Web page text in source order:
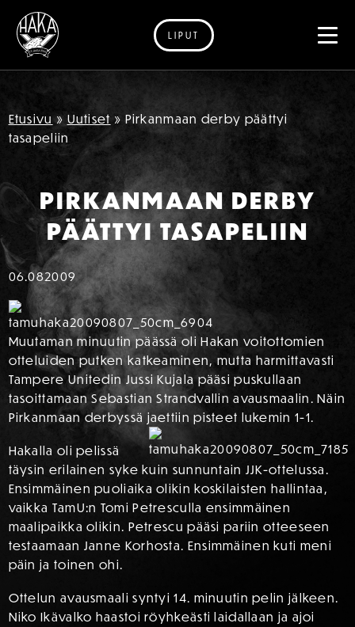
Siirry sisältöön
LIPUT
Etusivu » Uutiset » Pirkanmaan derby päättyi
tasapeliin
PIRKANMAAN DERBY
PÄÄTTYI TASAPELIIN
06.082009
Muutaman minuutin päässä oli Hakan voitottomien
otteluiden putken katkeaminen, mutta harmittavasti
Tampere Unitedin Jussi Kujala pääsi puskullaan
tasoittamaan Sebastian Strandvallin avausmaalin. Näin
Pirkanmaan derbyssä jaettiin pisteet lukemin 1-1.
Hakalla oli pelissä
täysin erilainen syke kuin sunnuntain JJK-ottelussa.
Ensimmäinen puoliaika olikin koskilaisten hallintaa,
vaikka TamU:n Tomi Petresculla ensimmäinen
maalipaikka olikin. Petrescu pääsi pariin otteeseen
testaamaan Janne Korhosta. Ensimmäinen kuti meni
päin ja toinen ohi.
Ottelun avausmaali syntyi 14. minuutin pelin jälkeen.
Niko Ikävalko haastoi röyhkeästi laidallaan ja ajoi